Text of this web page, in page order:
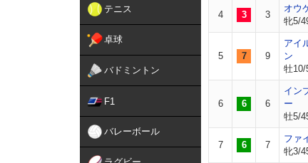
テニス
卓球
バドミントン
F1
バレーボール
4 3 3
オウ
牝5/
5 7 9
アイ
ン
牡10/
6 6 6
イン
ー
牡5/
7 6 7
ファ
牝3/